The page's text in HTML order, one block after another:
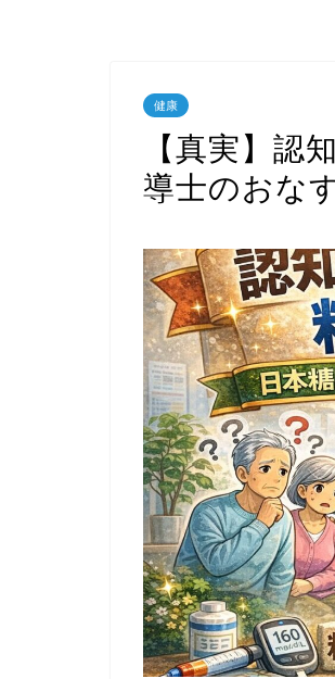
健康
【真実】認
導士のおな